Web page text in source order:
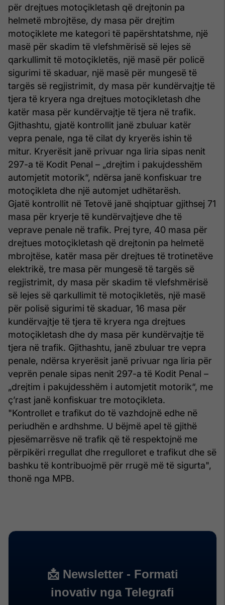
për drejtues motoçikletash që drejtonin pa
helmetë mbrojtëse, dy masa për drejtim
motoçiklete me kategori të papërshtatshme, një
masë për skadim të vlefshmërisë së lejes së
qarkullimit të motoçikletës, një masë për policë
sigurimi të skaduar, një masë për mungesë të
targës së regjistrimit, dy masa për kundërvajtje të
tjera të kryera nga drejtues motoçikletash dhe
katër masa për kundërvajtje të tjera në trafik.
Gjithashtu, gjatë kontrollit janë zbuluar katër
vepra penale, nga të cilat dy kryerës ishin të
mitur. Kryerësit janë privuar nga liria sipas nenit
297-a të Kodit Penal – „drejtim i pakujdesshëm
automjetit motorik“, ndërsa janë konfiskuar tre
motoçikleta dhe një automjet udhëtarësh.
Gjatë kontrollit në Tetovë janë shqiptuar gjithsej 71
masa për kryerje të kundërvajtjeve dhe të
veprave penale në trafik. Prej tyre, 40 masa për
drejtues motoçikletash që drejtonin pa helmetë
mbrojtëse, katër masa për drejtues të trotinetëve
elektrikë, tre masa për mungesë të targës së
regjistrimit, dy masa për skadim të vlefshmërisë
së lejes së qarkullimit të motoçikletës, një masë
për polisë sigurimi të skaduar, 16 masa për
kundërvajtje të tjera të kryera nga drejtues
motoçikletash dhe dy masa për kundërvajtje të
tjera në trafik. Gjithashtu, janë zbuluar tre vepra
penale, ndërsa kryerësit janë privuar nga liria për
veprën penale sipas nenit 297-a të Kodit Penal –
„drejtim i pakujdesshëm i automjetit motorik“, me
ç’rast janë konfiskuar tre motoçikleta.
"Kontrollet e trafikut do të vazhdojnë edhe në
periudhën e ardhshme. U bëjmë apel të gjithë
pjesëmarrësve në trafik që të respektojnë me
përpikëri rregullat dhe rregulloret e trafikut dhe së
bashku të kontribuojmë për rrugë më të sigurta",
thonë nga MPB.